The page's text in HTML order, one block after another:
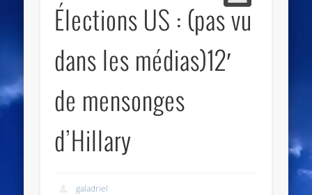
Élections US : (pas vu
dans les médias)12′
de mensonges
d’Hillary
galadriel